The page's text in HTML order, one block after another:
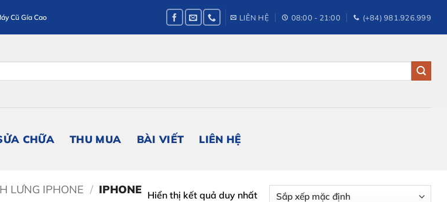
Cũ Gía Cao LIÊN HỆ 08:00 - 21:00 (+84) 981.926.999
CHỮA THU MUA BÀI VIẾT LIÊN HỆ
LƯNG IPHONE / IPHONE Hiển thị kết quả duy nhất